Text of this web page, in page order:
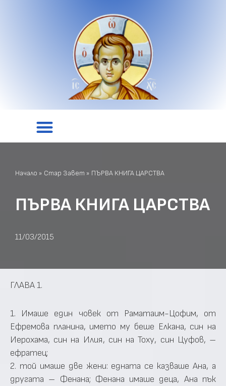
Начало » Стар Завет » ПЪРВА КНИГА ЦАРСТВА
ПЪРВА КНИГА ЦАРСТВА
11/03/2015
ГЛАВА 1.
1. Имаше един човек от Раматаим-Цофим, от
Ефремова планина, името му беше Елкана, син на
Иерохама, син на Илия, син на Тоху, син Цуфов, –
ефратец;
2. той имаше две жени: едната се казваше Ана, а
другата – Фенана; Фенана имаше деца, Ана пък